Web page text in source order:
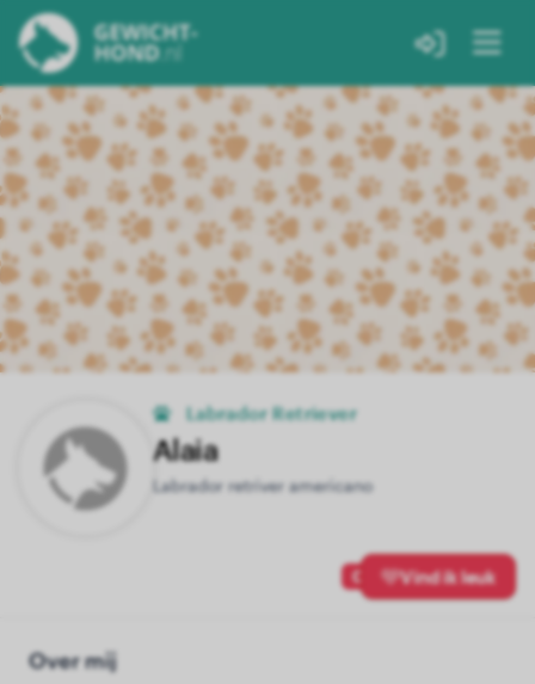
Labrador Retriever
Alaia
Labrador retriver americano
0 Vind ik leuk
Over mij